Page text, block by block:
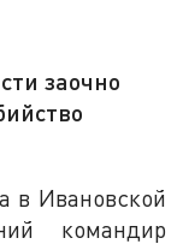
заочно
в Ивановской
командир